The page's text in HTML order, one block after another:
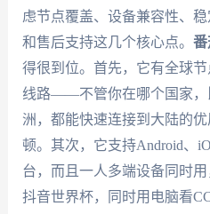
虑节点覆盖、设备兼容性、
和售后支持这几个核心点。 番
得很到位。首先，它有全球
线路——不管你在哪个国家，
洲，都能快速连接到大陆的
顿。其次，它支持Android、
台，而且一人多端设备同时
抖音世界杯，同时用电脑看